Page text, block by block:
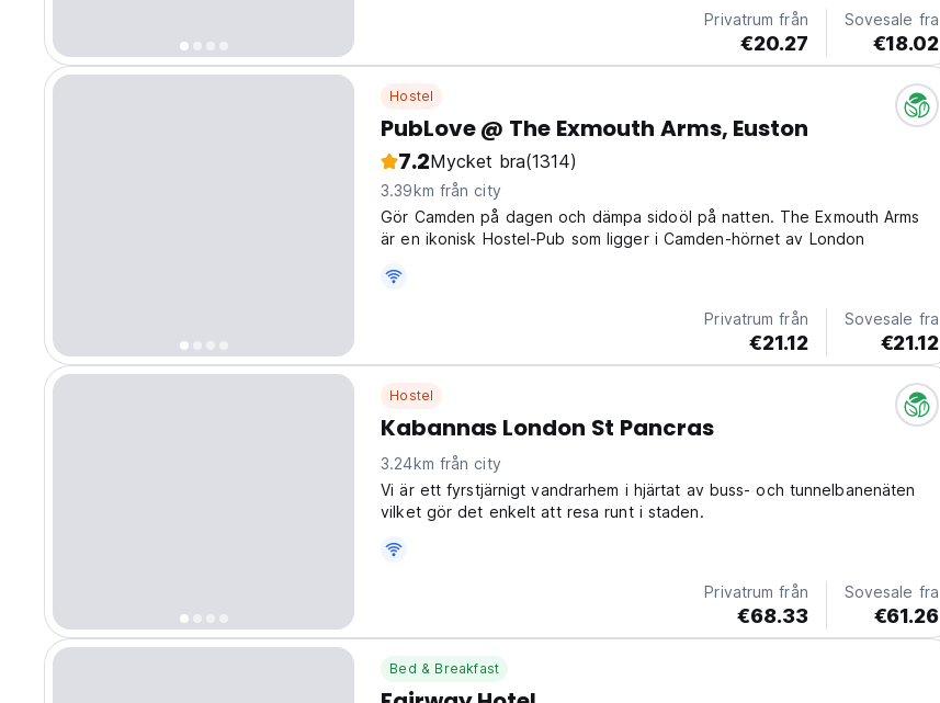
Privatrum från
€20.27
Sovesale fra
€18.02
Hostel
PubLove @ The Exmouth Arms, Euston
7.2Mycket bra(1314)
3.39km från city
Gör Camden på dagen och dämpa sidoöl på natten. The Exmouth Arms
är en ikonisk Hostel-Pub som ligger i Camden-hörnet av London
Privatrum från
€21.12
Sovesale fra
€21.12
Hostel
Kabannas London St Pancras
3.24km från city
Vi är ett fyrstjärnigt vandrarhem i hjärtat av buss- och tunnelbanenäten
vilket gör det enkelt att resa runt i staden.
Privatrum från
€68.33
Sovesale fra
€61.26
Bed & Breakfast